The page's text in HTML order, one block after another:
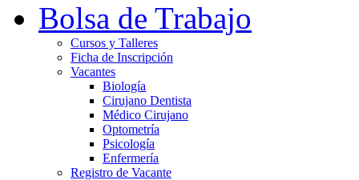
Bolsa de Trabajo
Cursos y Talleres
Ficha de Inscripción
Vacantes
Biología
Cirujano Dentista
Médico Cirujano
Optometría
Psicología
Enfermería
Registro de Vacante